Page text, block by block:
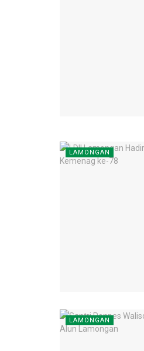
LAMONGAN
LAMONGAN